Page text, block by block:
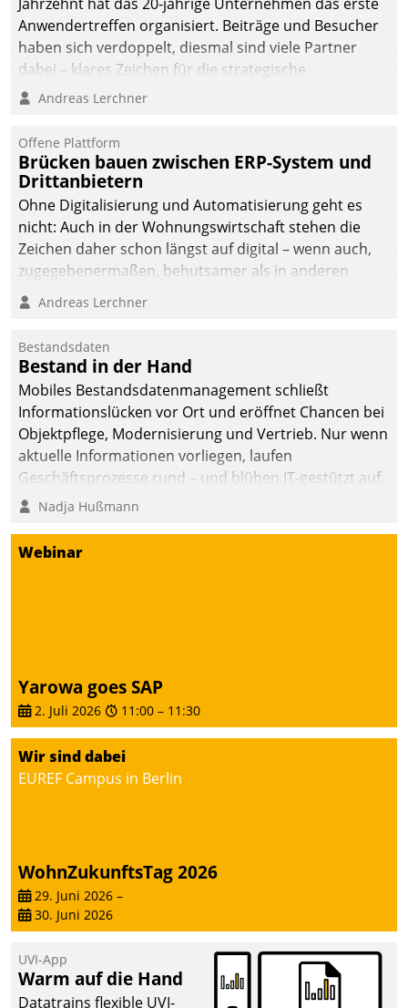
Anwendertreffen organisiert. Beiträge und Besucher
haben sich verdoppelt, diesmal sind viele Partner
dabei – klares Zeichen für die strategische
Fokussierung auf den Kunden.
Andreas Lerchner
Offene Plattform
Brücken bauen zwischen ERP-System und
Drittanbietern
Ohne Digitalisierung und Automatisierung geht es
nicht: Auch in der Wohnungswirtschaft stehen die
Zeichen daher schon längst auf digital – wenn auch,
zugegebenermaßen, behutsamer als in anderen
Branchen.
Andreas Lerchner
Bestandsdaten
Bestand in der Hand
Mobiles Bestandsdatenmanagement schließt
Informationslücken vor Ort und eröffnet Chancen bei
Objektpflege, Modernisierung und Vertrieb. Nur wenn
aktuelle Informationen vorliegen, laufen
Geschäftsprozesse rund – und blühen IT-gestützt auf.
Nadja Hußmann
Webinar
Yarowa goes SAP
2. Juli 2026 11:00 – 11:30
Wir sind dabei
EUREF Campus in Berlin
WohnZukunftsTag 2026
29. Juni 2026 –
30. Juni 2026
UVI-App
Warm auf die Hand
Datatrains flexible UVI-